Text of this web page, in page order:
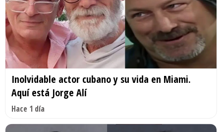
Inolvidable actor cubano y su vida en Miami.
Aquí está Jorge Alí
Hace 1 día